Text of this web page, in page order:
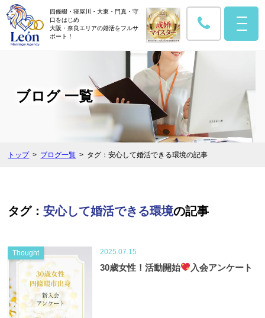
四條畷・寝屋川・大東・門真・守
口をはじめ
大阪・奈良エリアの婚活をフルサ
ポート！
ブログ 一覧
トップ ブログ一覧 タグ：安心して婚活できる環境の記事
タグ：安心して婚活できる環境の記事
2025.07.15
Thought
30歳女性！活動開始 入会アンケート